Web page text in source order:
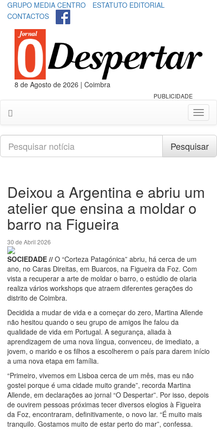
GRUPO MEDIA CENTRO
ESTATUTO EDITORIAL
CONTACTOS
8 de Agosto de 2026 | Coimbra
PUBLICIDADE
Pesquisar
Pesquisar
Deixou a Argentina e abriu um
atelier que ensina a moldar o
barro na Figueira
30 de Abril 2026
SOCIEDADE // O “Corteza Patagónica” abriu, há cerca de um
ano, no Caras Direitas, em Buarcos, na Figueira da Foz. Com
vista a recuperar a arte de moldar o barro, o estúdio de olaria
realiza vários workshops que atraem diferentes gerações do
distrito de Coimbra.
Decidida a mudar de vida e a começar do zero, Martina Allende
não hesitou quando o seu grupo de amigos lhe falou da
qualidade de vida em Portugal. A segurança, aliada à
aprendizagem de uma nova língua, convenceu, de imediato, a
jovem, o marido e os filhos a escolherem o país para darem início
a uma nova etapa em família.
“Primeiro, vivemos em Lisboa cerca de um mês, mas eu não
gostei porque é uma cidade muito grande”, recorda Martina
Allende, em declarações ao jornal “O Despertar”. Por isso, depois
de ouvirem pessoas próximas tecer diversos elogios à Figueira
da Foz, encontraram, definitivamente, o novo lar. “É muito mais
tranquilo. Gostamos muito de estar perto do mar”, confessa.